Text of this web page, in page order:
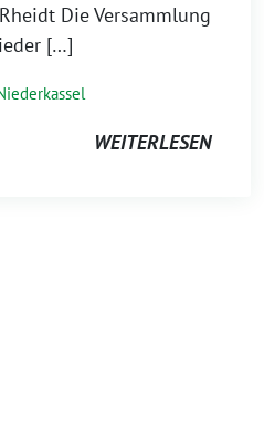
Die Versammlung
[…]
WEITERLESEN